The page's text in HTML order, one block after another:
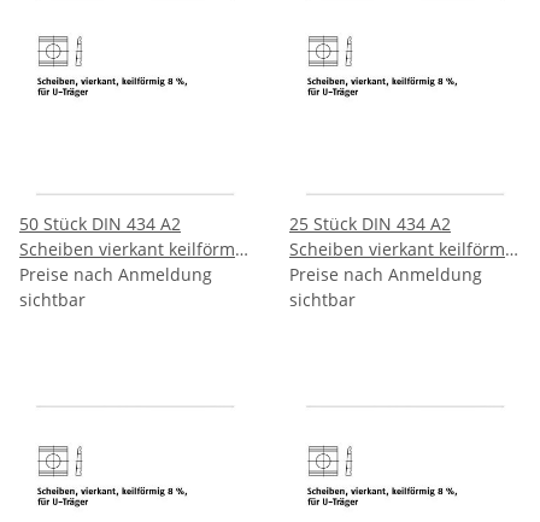
50 Stück DIN 434 A2
Scheiben vierkant keilförmig
8 % für U Träger 13,5 mm
Preise nach Anmeldung
sichtbar
25 Stück DIN 434 A2
Scheiben vierkant keilförmig
8 % für U Träger 17,5 mm
Preise nach Anmeldung
sichtbar